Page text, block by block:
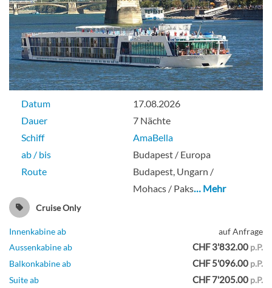
Datum
17.08.2026
Dauer
7 Nächte
Schiff
AmaBella
ab / bis
Budapest / Europa
Route
Budapest, Ungarn /
Mohacs / Paks… Mehr
Cruise Only
Innenkabine ab
auf Anfrage
Aussenkabine ab
CHF 3'832.00 p.P.
Balkonkabine ab
CHF 5'096.00 p.P.
Suite ab
CHF 7'205.00 p.P.